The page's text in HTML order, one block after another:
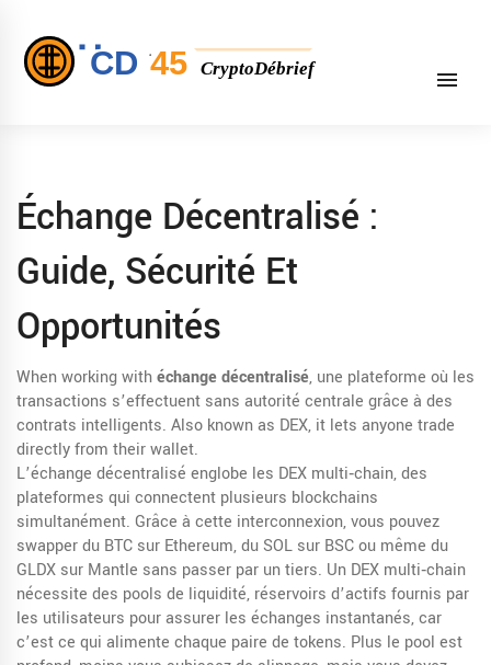
Échange Décentralisé :
Guide, Sécurité Et
Opportunités
When working withéchange décentralisé, une plateforme où les
transactions s’effectuent sans autorité centrale grâce à des
contrats intelligents. Also known as DEX, it lets anyone trade
directly from their wallet.
L’échange décentralisé englobe les DEX multi‑chain,des
plateformes qui connectent plusieurs blockchains
simultanément. Grâce à cette interconnexion, vous pouvez
swapper du BTC sur Ethereum, du SOL sur BSC ou même du
GLDX sur Mantle sans passer par un tiers. Un DEX multi‑chain
nécessite des pools de liquidité, réservoirs d’actifs fournis par
les utilisateurs pour assurer les échanges instantanés, car
c’est ce qui alimente chaque paire de tokens. Plus le pool est